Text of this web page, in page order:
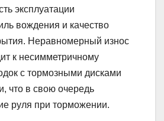
эксплуатации
вождения и качество
Неравномерный износ
к несимметричному
с тормозными дисками
что в свою очередь
руля при торможении.